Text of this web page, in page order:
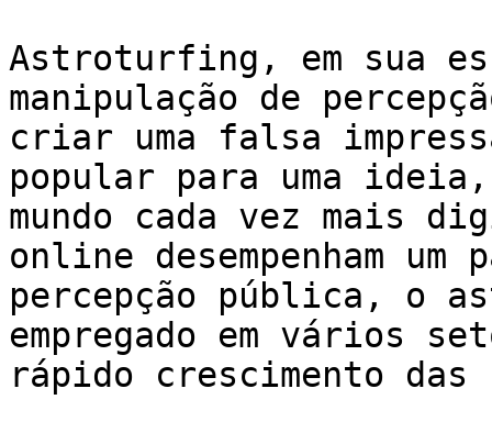
Astroturfing, em sua
manipulação de
criar uma falsa
popular para uma
mundo cada vez mais
online desempenham
percepção pública, o
empregado em vários
rápido crescimento das